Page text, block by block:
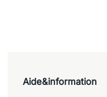
Aide&information